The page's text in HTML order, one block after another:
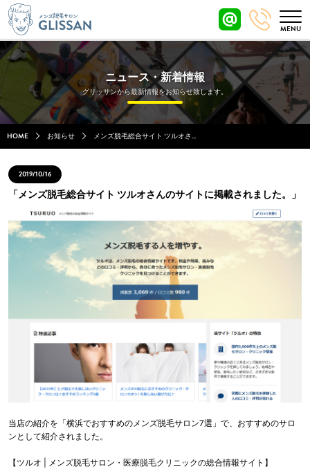
ニュース・新着情報
グリッサンから最新情報をお知らせ致します。
HOME お知らせ メンズ脱毛総合サイト ツルオさ...
2019/10/16
「メンズ脱毛総合サイト ツルオさんのサイトに掲載されました。」
当店の紹介を「横浜でおすすめのメンズ脱毛サロン7選」で、おすすめのサロ
ンとして紹介されました。
【ツルオ | メンズ脱毛サロン・医療脱毛クリニックの総合情報サイト】